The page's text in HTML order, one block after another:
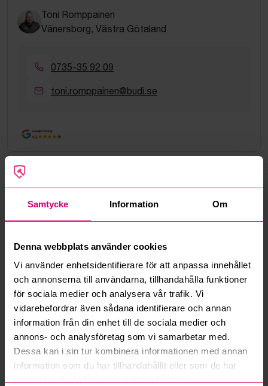
Samtycke Information Om
Denna webbplats använder cookies
Vi använder enhetsidentifierare för att anpassa innehållet
och annonserna till användarna, tillhandahålla funktioner
för sociala medier och analysera vår trafik. Vi
vidarebefordrar även sådana identifierare och annan
information från din enhet till de sociala medier och
annons- och analysföretag som vi samarbetar med.
Dessa kan i sin tur kombinera informationen med annan
information som du har tillhandahållit eller som de har
Toni Romppainen
Vänersborg, Västra Götaland
0735-35 92 09
toni.romppainen@budi.se
Google Rating
4.5
Vanliga frågor och svar
Hur fungerar manuella bud?
Vad innebär serviceavgift?
Vad är ett reservationspris?
Hur fungerar maxbud?
Hur fungerar budmotorn?
Kan jag ångra ett bud?
Kan ni frakta mina vunna objekt?